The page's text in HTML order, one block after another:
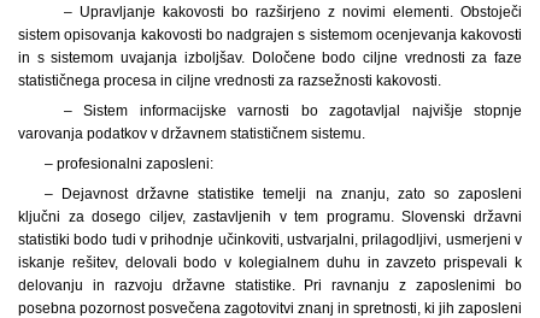
– Upravljanje kakovosti bo razširjeno z novimi elementi. Obstoječi
sistem opisovanja kakovosti bo nadgrajen s sistemom ocenjevanja kakovosti
in s sistemom uvajanja izboljšav. Določene bodo ciljne vrednosti za faze
statističnega procesa in ciljne vrednosti za razsežnosti kakovosti.
– Sistem informacijske varnosti bo zagotavljal najvišje stopnje
varovanja podatkov v državnem statističnem sistemu.
– profesionalni zaposleni:
– Dejavnost državne statistike temelji na znanju, zato so zaposleni
ključni za dosego ciljev, zastavljenih v tem programu. Slovenski državni
statistiki bodo tudi v prihodnje učinkoviti, ustvarjalni, prilagodljivi, usmerjeni v
iskanje rešitev, delovali bodo v kolegialnem duhu in zavzeto prispevali k
delovanju in razvoju državne statistike. Pri ravnanju z zaposlenimi bo
posebna pozornost posvečena zagotovitvi znanj in spretnosti, ki jih zaposleni